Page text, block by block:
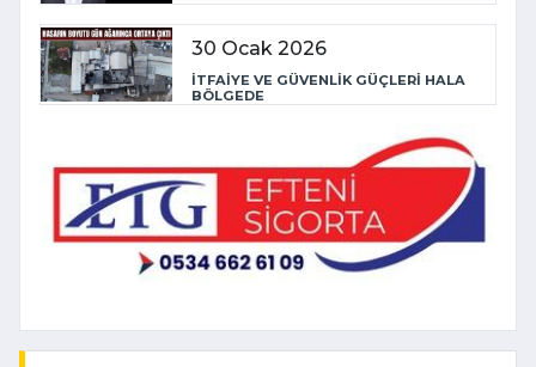
30 Ocak 2026
İTFAİYE VE GÜVENLİK GÜÇLERİ HALA
BÖLGEDE